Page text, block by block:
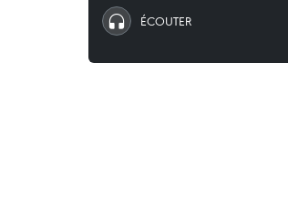
ÉCOUTER